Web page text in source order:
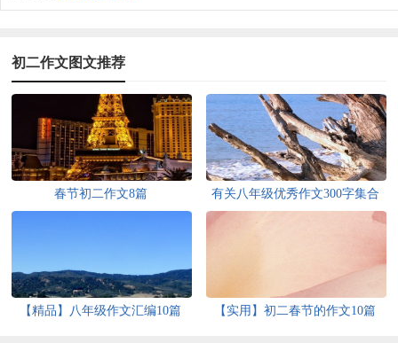
初二作文图文推荐
春节初二作文8篇
有关八年级优秀作文300字集合
【精品】八年级作文汇编10篇 【实用】初二春节的作文10篇